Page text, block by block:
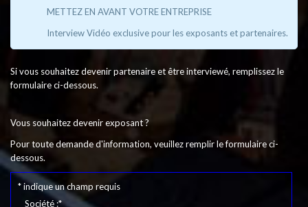
METTEZ EN AVANT VOTRE ENTREPRISE
Interview Vidéo exclusive pour les exposants et partenaires.
Si vous souhaitez devenir partenaire et être interviewé, remplissez le
formulaire ci-dessous.
Vous souhaitez devenir exposant ?
Pour toute demande d'information, veuillez remplir le formulaire ci-
dessous.
*indique un champ requis
Société :*